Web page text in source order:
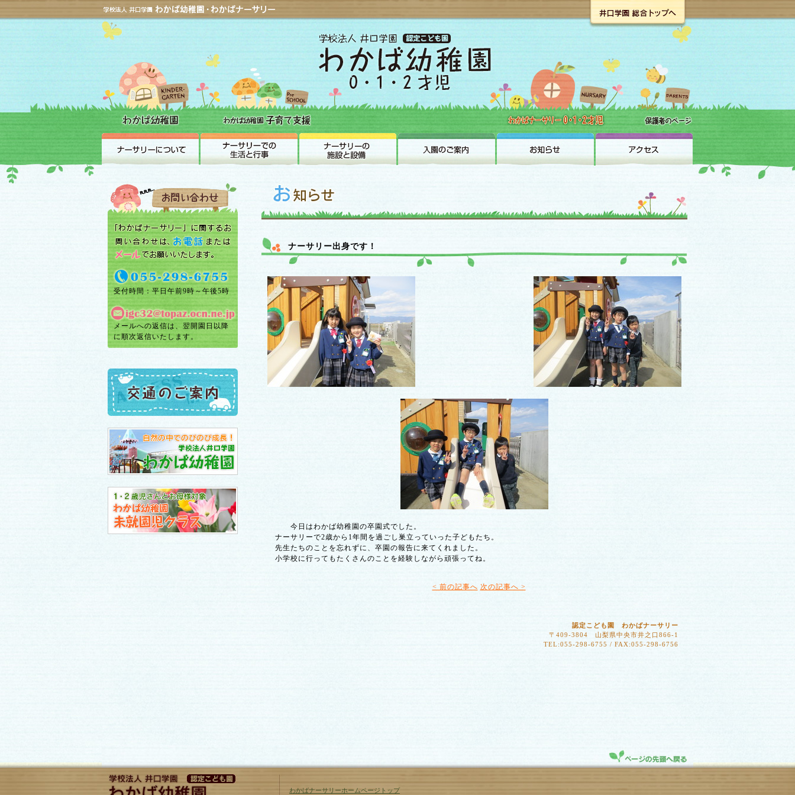
受付時間：平日午前9時～午後5時
メールへの返信は、翌開園日以降
に順次返信いたします。
ナーサリー出身です！
今日はわかば幼稚園の卒園式でした。
ナーサリーで2歳から1年間を過ごし巣立っていった子どもたち。
先生たちのことを忘れずに、卒園の報告に来てくれました。
小学校に行ってもたくさんのことを経験しながら頑張ってね。
< 前の記事へ 次の記事へ >
認定こども園 わかばナーサリー
〒409-3804 山梨県中央市井之口866-1
TEL:055-298-6755 / FAX:055-298-6756
わかばナーサリーホームページトップ